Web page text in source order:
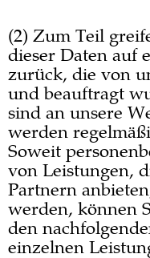
(2) Zum Teil
dieser Daten auf
zurück, die von
und beauftragt
sind an unsere
werden
Soweit
von Leistungen,
Partnern
werden, können
den
einzelnen